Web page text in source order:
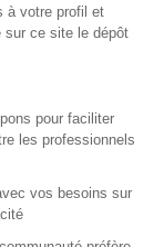
à votre profil et
sur ce site le dépôt
pour faciliter
les professionnels
vos besoins sur